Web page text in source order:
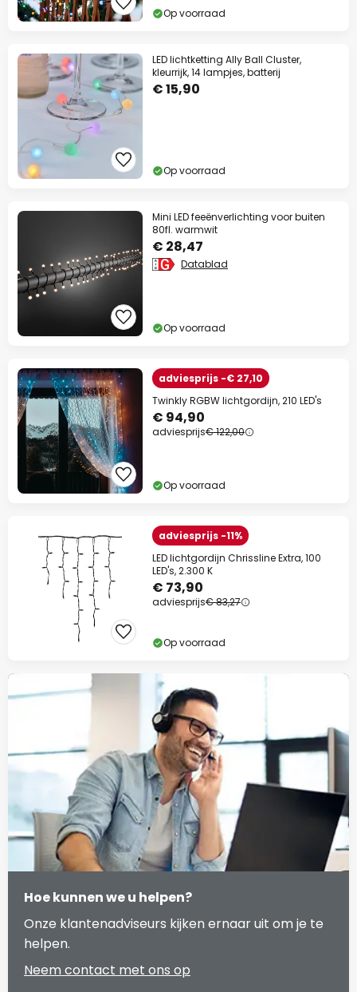
Op voorraad
LED lichtketting Ally Ball Cluster,
kleurrijk, 14 lampjes, batterij
€ 15,90
Op voorraad
Mini LED feeënverlichting voor buiten
80fl. warmwit
€ 28,47
Datablad
Op voorraad
adviesprijs -€ 27,10
Twinkly RGBW lichtgordijn, 210 LED's
€ 94,90
adviesprijs€ 122,00
Op voorraad
adviesprijs -11%
LED lichtgordijn Chrissline Extra, 100
LED's, 2.300 K
€ 73,90
adviesprijs€ 83,27
Op voorraad
Hoe kunnen we u helpen?
Onze klantenadviseurs kijken ernaar uit om je te
helpen.
Neem contact met ons op